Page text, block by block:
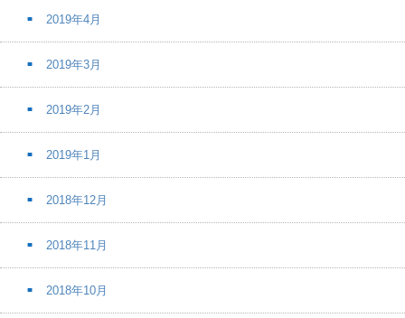
2019年4月
2019年3月
2019年2月
2019年1月
2018年12月
2018年11月
2018年10月